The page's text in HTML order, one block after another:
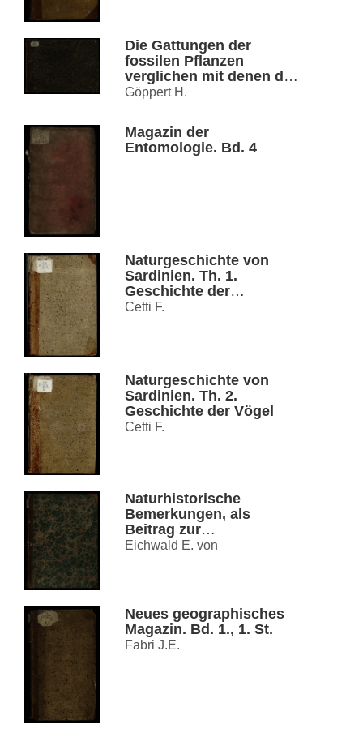
Die Gattungen der
fossilen Pflanzen
verglichen mit denen der
Jetzwelt und durch
Göppert H.
Magazin der
Entomologie. Bd. 4
Naturgeschichte von
Sardinien. Th. 1.
Geschichte der
Säugetiere
Cetti F.
Naturgeschichte von
Sardinien. Th. 2.
Geschichte der Vögel
Cetti F.
Naturhistorische
Bemerkungen, als
Beitrag zur
vergleichenden
Algier
Eichwald E. von
Neues geographisches
Magazin. Bd. 1., 1. St.
Fabri J.E.